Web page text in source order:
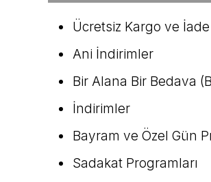
Ücretsiz Kargo ve İade
Ani İndirimler
Bir Alana Bir Bedava
İndirimler
Bayram ve Özel Gün
Sadakat Programları